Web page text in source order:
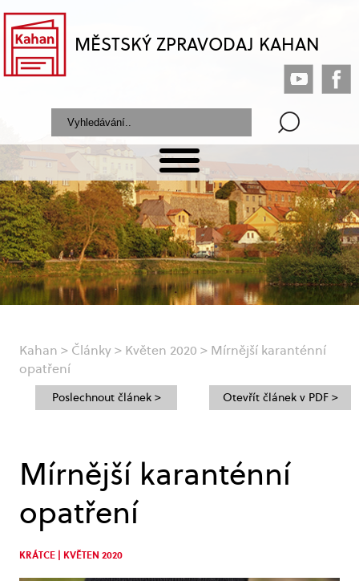
MĚSTSKÝ ZPRAVODAJ KAHAN
Kahan > Články> Květen 2020 > Mírnější karanténní
opatření
Mírnější karanténní
opatření
KRÁTCE | KVĚTEN 2020
Poslechnout článek > Otevřít článek v PDF >